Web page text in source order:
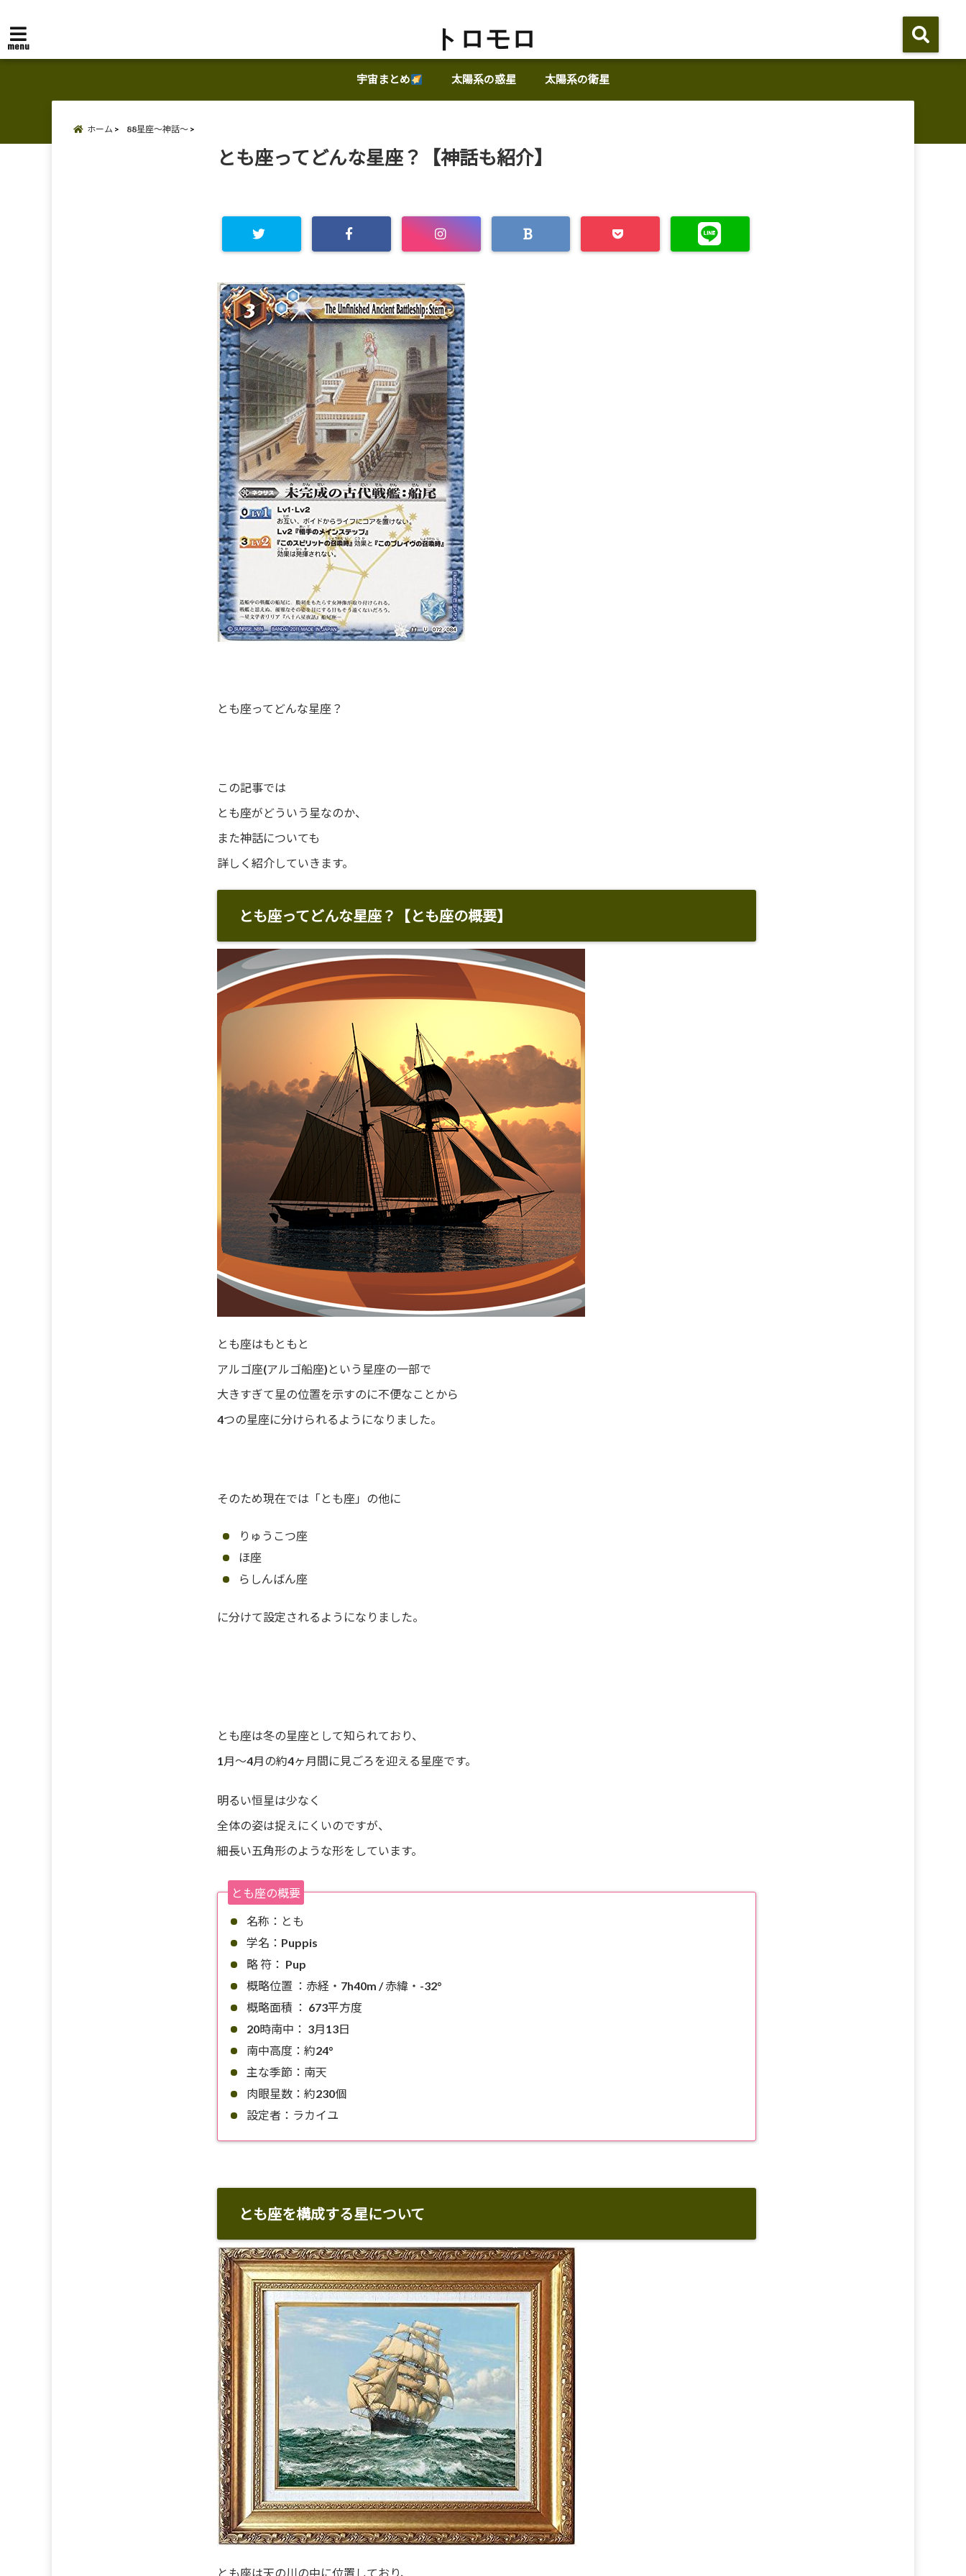
menu トロモロ
宇宙まとめ 太陽系の惑星 太陽系の衛星
ホーム 88星座～神話～
とも座ってどんな星座？【神話も紹介】
とも座ってどんな星座？
この記事では
とも座がどういう星なのか、
また神話についても
詳しく紹介していきます。
とも座ってどんな星座？【とも座の概要】
とも座はもともと
アルゴ座(アルゴ船座)という星座の一部で
大きすぎて星の位置を示すのに不便なことから
4つの星座に分けられるようになりました。
そのため現在では「とも座」の他に
りゅうこつ座
ほ座
らしんばん座
に分けて設定されるようになりました。
とも座は冬の星座として知られており、
1月～4月の約4ヶ月間に見ごろを迎える星座です。
明るい恒星は少なく
全体の姿は捉えにくいのですが、
細長い五角形のような形をしています。
とも座の概要
名称：とも
学名：Puppis
略 符： Pup
概略位置 ：赤経・7h40m / 赤緯・-32°
概略面積 ： 673平方度
20時南中： 3月13日
南中高度：約24°
主な季節：南天
肉眼星数：約230個
設定者：ラカイユ
とも座を構成する星について
とも座は天の川の中に位置しており、